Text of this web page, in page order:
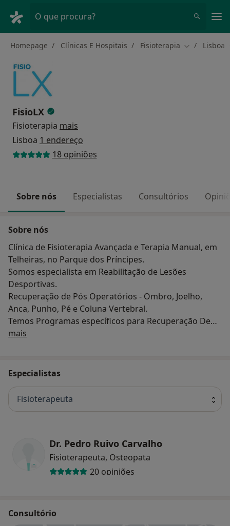
O que procura?
Homepage Clínicas E Hospitais Fisioterapia Mudar de
Lisboa
FisioLX
Fisioterapia mais
Lisboa 1 endereço
18 opiniões
Sobre nós Especialistas Consultórios
Sobre nós
Clínica de Fisioterapia Avançada e Terapia Manual, em
Telheiras, no Parque dos Príncipes.
Somos especialista em Reabilitação de Lesões
Desportivas.
Recuperação de Pós Operatórios - Ombro, Joelho,
Anca, Punho, Pé e Coluna Vertebral.
Temos Programas específicos para Recuperação De
Lesões de Coluna.
mais
Especialistas
Fisioterapeuta
Dr. Pedro Ruivo Carvalho
Fisioterapeuta, Osteopata
20 opiniões
Consultório